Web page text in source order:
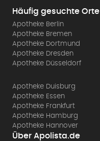
Häufig gesuchte Orte
Apotheke Berlin
Apotheke Bremen
Apotheke Dortmund
Apotheke Dresden
Apotheke Düsseldorf
Apotheke Duisburg
Apotheke Essen
Apotheke Frankfurt
Apotheke Hamburg
Apotheke Hannover
Über Apolista.de